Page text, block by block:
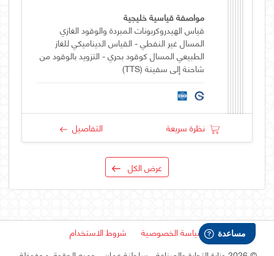
مواصفة قياسية خليجية
قياس الهيدروكربونات المبردة والوقود الغازي
المسال غير النفطي - القياس الديناميكي للغاز
الطبيعي المسال كوقود بحري - التزويد بالوقود من
شاحنة إلى سفينة (TTS)
نظرة سريعة التفاصيل
عرض الكل
سياسة الخصوصية
شروط الاستخدام